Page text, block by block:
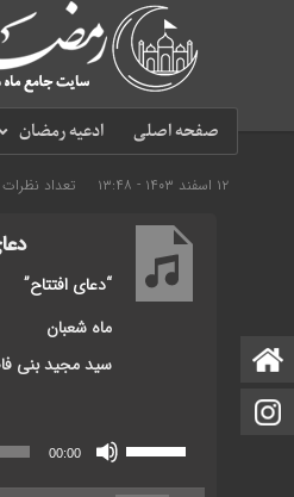
صفحه اصلی ادعیه رمضان
۱۲ اسفند ۱۴۰۳ - ۱۳:۴۸ تعداد
“دعای افتتاح”
ماه شعبان
سید مجید بنی
صوت
00:00
یا